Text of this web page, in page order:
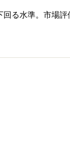
る水準。市場